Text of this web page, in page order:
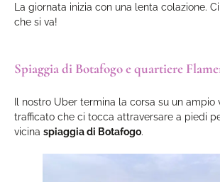
La giornata inizia con una lenta colazione.
che si va!
Spiaggia di Botafogo e quartiere
Il nostro Uber termina la corsa su un ampio
trafficato che ci tocca attraversare a piedi
vicina spiaggia di Botafogo.